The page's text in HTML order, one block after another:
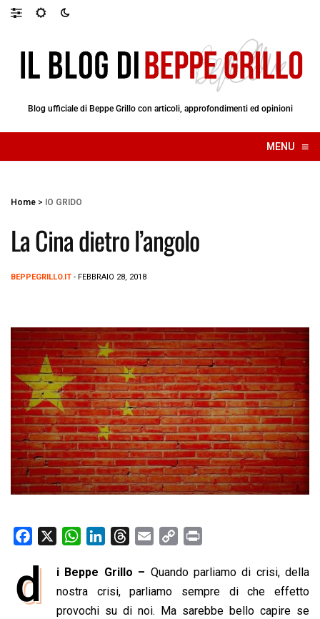
Blog ufficiale di Beppe Grillo con articoli, approfondimenti ed opinioni
MENU ≡
☰
Home > IO GRIDO
La Cina dietro l’angolo
BEPPEGRILLO.IT - FEBBRAIO 28, 2018
e
W
a
t
s
n
k
e
r
e
a
a
i
l
p
y
L
i
n
t
d i Beppe Grillo – Quando parliamo di crisi, della
nostra crisi, parliamo sempre di che effetto
provochi su di noi. Ma sarebbe bello capire se